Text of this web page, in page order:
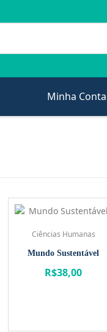
Minha Conta
Ciências Humanas
Mundo Sustentável
R$38,00